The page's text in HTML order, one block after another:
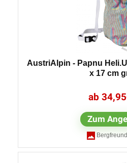
AustriAlpin - Papnu
x 17 cm
34,95
Zum